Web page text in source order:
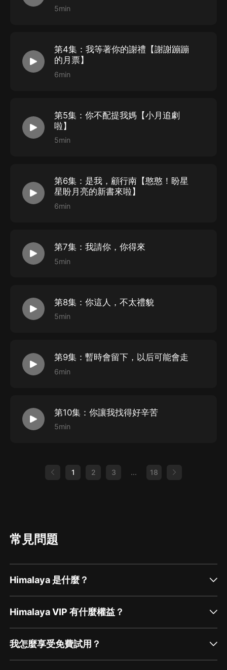
五星好評領紅包+每日追更評論領紅包
婚禮結束后，江念無意聽到堂哥顧簡雲說:“這麼輕易就放
拋下一切，飛往中國南方療傷。遠去的機場，顧行南攔住
了江念。顧行南說:“念念，我顧行南今生就非你不可。江
購買須知
、版權歸原作者所有，嚴禁翻錄成任何形式，嚴禁在任
何第三方平臺傳播，違者將追究其法律責任。
、在購買過程中，如果您有任何問題，可以按以下步驟
谘詢在線客服：
第二步：如果您無法聯系上
APP內在線客服，可關注
話：400-838-5616
5min
第4集：我等著你的謝禮【謝謝蹦蹦
的月票】
6min
第5集：你不配提我媽【小月追劇
啦】
5min
第6集：是我，顧行南【憨憨！盼星
星盼月亮的新書來啦】
6min
第7集：我請你，你得來
5min
第8集：你這人，不太禮貌
5min
第9集：暫時會留下，以后可能會走
6min
第10集：你讓我找得好辛苦
5min
1 2 3 ... 18
常見問題
Himalaya 是什麼？
Himalaya VIP 有什麼權益？
我怎麼享受免費試用？